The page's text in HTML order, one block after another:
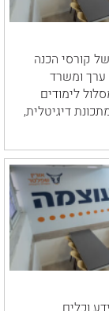
קורסי הכנה
ערך ומשרד
לימודים
דיגיטלית,